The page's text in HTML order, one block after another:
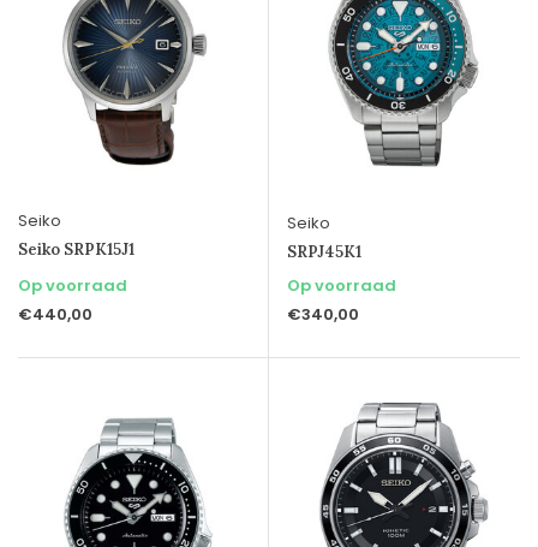
Seiko
Seiko SRPK15J1
Op voorraad
€440,00
Seiko
SRPJ45K1
Op voorraad
€340,00